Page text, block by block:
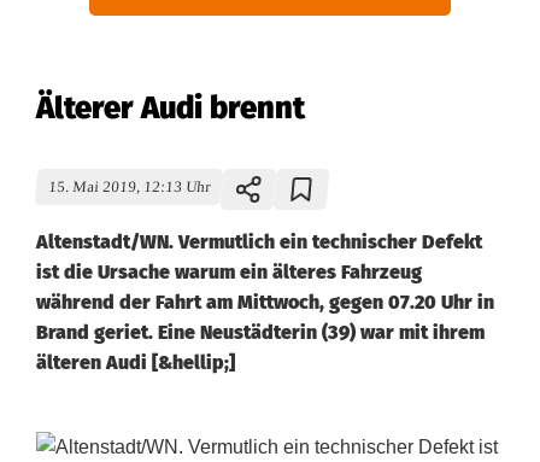
Älterer Audi brennt
15. Mai 2019, 12:13 Uhr
Altenstadt/WN. Vermutlich ein technischer Defekt
ist die Ursache warum ein älteres Fahrzeug
während der Fahrt am Mittwoch, gegen 07.20 Uhr in
Brand geriet. Eine Neustädterin (39) war mit ihrem
älteren Audi [&hellip;]